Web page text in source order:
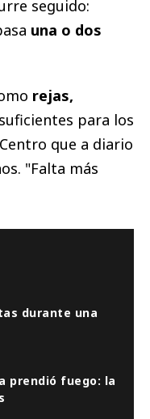
seguido:
una o dos
rejas,
para los
que a diario
"Falta más
durante una
prendió fuego: la